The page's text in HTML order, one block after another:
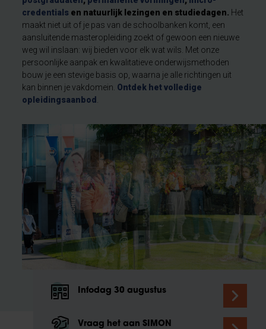
credentials en natuurlijk lezingen en studiedagen. Het
maakt niet uit of je pas van de schoolbanken komt, een
aansluitende masteropleiding zoekt of gewoon een nieuwe
weg wil inslaan: wij bieden voor elk wat wils. Met onze
persoonlijke aanpak en kwalitatieve onderwijsmethoden
bouw je een stevige basis op, waarna je alle richtingen uit
kan binnen je vakdomein. Ontdek het volledige
opleidingsaanbod
Infodag 30 augustus
Vraag het aan SIMON